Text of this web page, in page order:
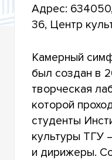
ШОУ»
ТЕАТР
ТЕАТР ТАНЦА
ШКОЛА ТАНЦЕВ
ТЕАТР-СТУДИЯ
Адрес:
36, Центр
Камерный
был создан в
творческая
которой
студенты
культуры ТГУ
и дирижеры.